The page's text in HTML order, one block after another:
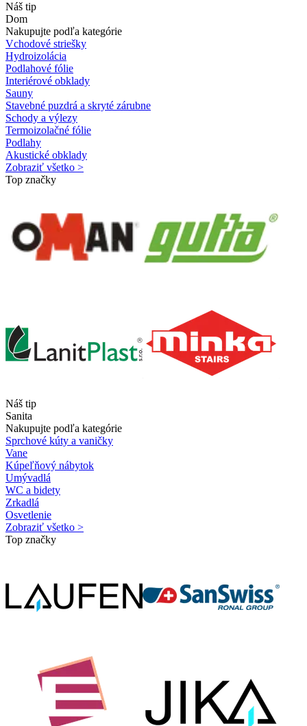
Náš tip
Dom
Nakupujte podľa kategórie
Vchodové striešky
Hydroizolácia
Podlahové fólie
Interiérové obklady
Sauny
Stavebné puzdrá a skryté zárubne
Schody a výlezy
Termoizolačné fólie
Podlahy
Akustické obklady
Zobraziť všetko >
Top značky
Náš tip
Sanita
Nakupujte podľa kategórie
Sprchové kúty a vaničky
Vane
Kúpeľňový nábytok
Umývadlá
WC a bidety
Zrkadlá
Osvetlenie
Zobraziť všetko >
Top značky